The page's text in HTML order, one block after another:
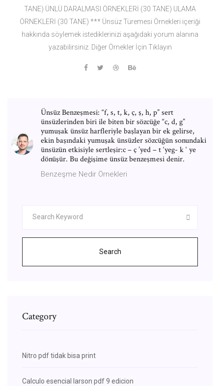
TANE) ÜNLÜ DARALMASI ÖRNEKLERİ (30 TANE) ULAMA
ÖRNEKLERİ (30 TANE) *** Ünsüz Türemesi Örnekleri içeriği
hakkında söylemek istediklerinizi aşağıdaki yorum alanına
yazabilirsiniz. Diğer Örnekler İçin Tıklayın
Ünsüz Benzeşmesi: “f, s, t, k, ç, ş, h, p” sert
ünsüzlerinden biri ile biten bir sözcüğe “c, d, g”
yumuşak ünsüz harfleriyle başlayan bir ek gelirse,
ekin başındaki yumuşak ünsüzler sözcüğün sonundaki
ünsüzün etkisiyle sertleşir:c – ç ’yed – t ‘yeg- k ‘ ye
dönüşür. Bu değişime ünsüz benzeşmesi denir.
Benzeşme Nedir Örnekleri
Search
Category
Nitro pdf tidak bisa print
Calculo esencial larson pdf 9 edicion